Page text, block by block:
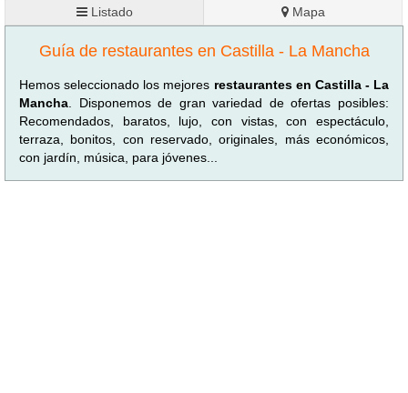
Listado Mapa
Guía de restaurantes en Castilla - La Mancha
Hemos seleccionado los mejores restaurantes en Castilla - La
Mancha . Disponemos de gran variedad de ofertas posibles:
Recomendados, baratos, lujo, con vistas, con espectáculo,
terraza, bonitos, con reservado, originales, más económicos,
con jardín, música, para jóvenes...